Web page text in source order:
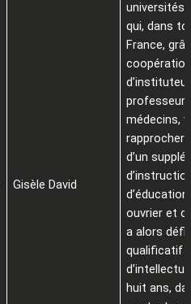
Gisèle David
universités
qui, dans
France,
médecins,
rapprocher
d’un
ouvrier et
a alors
qualificatif
huit ans,